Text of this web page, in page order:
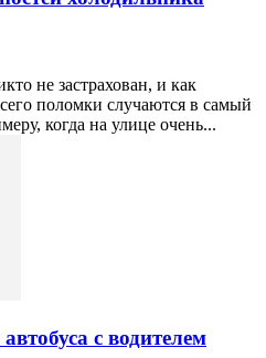
не застрахован, и как
поломки случаются в самый
когда на улице очень...
с водителем